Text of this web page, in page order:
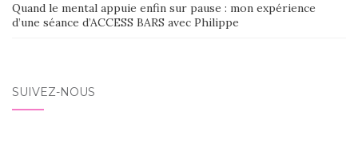
Quand le mental appuie enfin sur pause : mon expérience
d’une séance d’ACCESS BARS avec Philippe
SUIVEZ-NOUS